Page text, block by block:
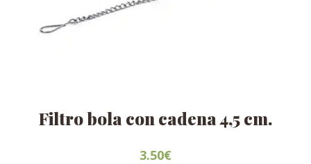
Filtro bola con cadena 4,5 cm.
3.50€